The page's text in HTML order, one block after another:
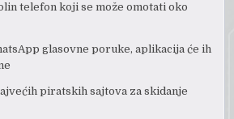
telefon koji se može omotati oko
glasovne poruke, aplikacija će ih
piratskih sajtova za skidanje